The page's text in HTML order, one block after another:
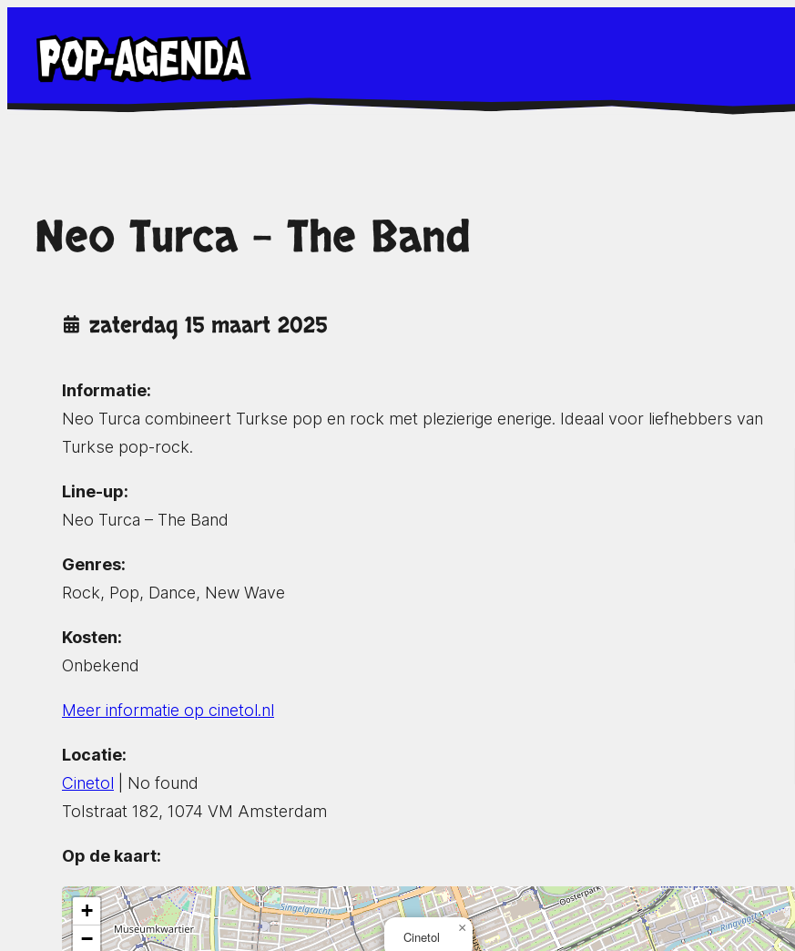
naar
inhoud
Neo Turca – The Band
zaterdag 15 maart 2025
Informatie:
Neo Turca combineert Turkse pop en rock met plezierige enerige. Ideaal voor liefhebbers van
Turkse pop-rock.
Line-up:
Neo Turca – The Band
Genres:
Rock, Pop, Dance, New Wave
Kosten:
Onbekend
Meer informatie op cinetol.nl
Locatie:
Cinetol | No found
Tolstraat 182, 1074 VM Amsterdam
Op de kaart:
Cinetol
×
+
−